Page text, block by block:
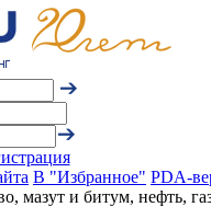
В "Избранное" PDA-
мазут и битум, нефть,